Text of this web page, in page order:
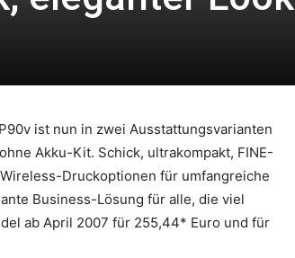
ist nun in zwei Ausstattungsvarianten
Akku-Kit. Schick, ultrakompakt, FINE-
Druckoptionen für umfangreiche
Business-Lösung für alle, die viel
ab April 2007 für 255,44* Euro und für